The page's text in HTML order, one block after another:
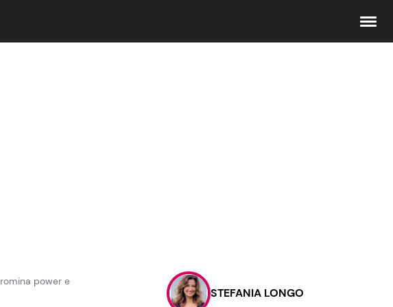
Contattaci
Pubblicità
romina power e
STEFANIA LONGO